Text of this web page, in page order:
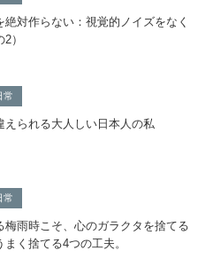
絶対作らない：視覚的ノイズをなく
）
常
えられる大人しい日本人の私
常
梅雨時こそ、心のガラクタを捨てる
く捨てる4つの工夫。